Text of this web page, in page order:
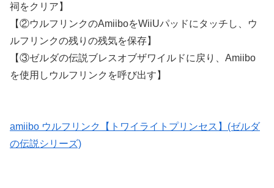
祠をクリア】
【②ウルフリンクのAmiiboをWiiUパッドにタッチし、ウ
ルフリンクの残りの残気を保存】
【③ゼルダの伝説ブレスオブザワイルドに戻り、Amiibo
を使用しウルフリンクを呼び出す】
amiibo ウルフリンク【トワイライトプリンセス】(ゼルダ
の伝説シリーズ)